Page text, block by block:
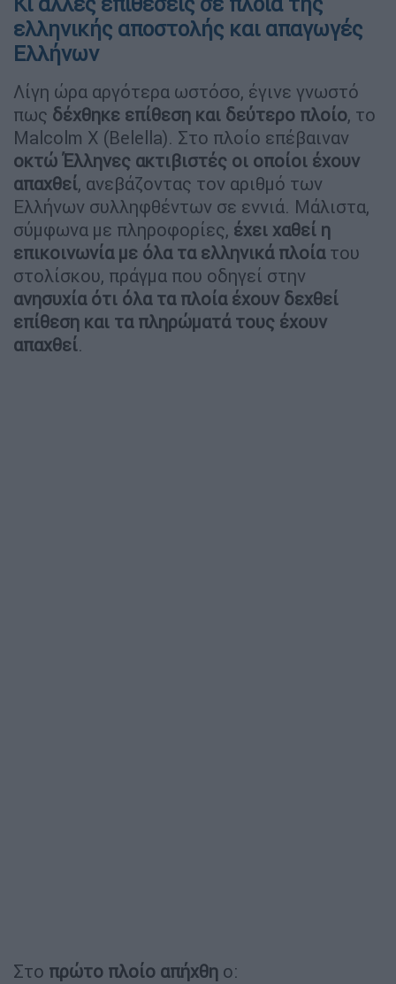
ελληνικής αποστολής και απαγωγές
Ελλήνων
Λίγη ώρα αργότερα ωστόσο, έγινε γνωστό
πως δέχθηκε επίθεση και δεύτερο πλοίο, το
Malcolm X (Belella). Στο πλοίο επέβαιναν
οκτώ Έλληνες ακτιβιστές οι οποίοι έχουν
απαχθεί, ανεβάζοντας τον αριθμό των
Ελλήνων συλληφθέντων σε εννιά. Μάλιστα,
σύμφωνα με πληροφορίες, έχει χαθεί η
επικοινωνία με όλα τα ελληνικά πλοίατου
στολίσκου, πράγμα που οδηγεί στην
ανησυχία ότι όλα τα πλοία έχουν δεχθεί
επίθεση και τα πληρώματά τους έχουν
απαχθεί.
Στο πρώτο πλοίο απήχθη ο: